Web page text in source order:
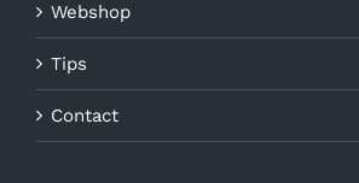
Webshop
Tips
Contact